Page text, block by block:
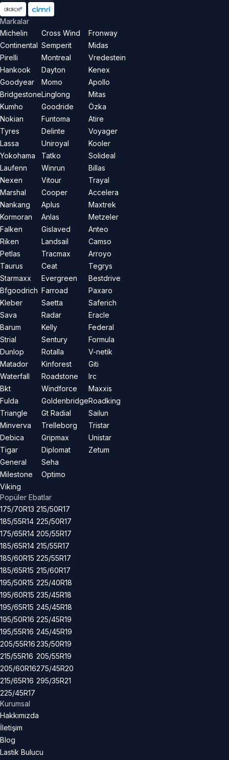
Markalar
Michelin
Continental
Pirelli
Hankook
Goodyear
Bridgestone
Kumho
Nokian
Tyres
Lassa
Yokohama
Laufenn
Nexen
Marshal
Nankang
Kormoran
Falken
Riken
Petlas
Taurus
Starmaxx
Bfgoodrich
Kleber
Sava
Barum
Strial
Dunlop
Matador
Waterfall
Bkt
Fulda
Triangle
Minverva
Debica
Tigar
General
Milestone
Viking
Cross Wind
Semperit
Montreal
Dayton
Momo
Linglong
Goodride
Funtoma
Delinte
Uniroyal
Tatko
Winrun
Vitour
Cooper
Aplus
Anlas
Gislaved
Landsail
Tracmax
Ceat
Evergreen
Farroad
Saetta
Radar
Kelly
Sentury
Rotalla
Kinforest
Roadstone
Windforce
Goldenbridge
Gt Radial
Trelleborg
Gripmax
Diplomat
Seha
Optimo
Fronway
Midas
Vredestein
Kenex
Apollo
Mitas
Özka
Atire
Voyager
Kooler
Solideal
Billas
Trayal
Accelera
Maxtrek
Metzeler
Anteo
Camso
Arroyo
Tegrys
Bestdrive
Paxaro
Saferich
Eracle
Federal
Formula
V-netik
Giti
Irc
Maxxis
Roadking
Sailun
Tristar
Unistar
Zetum
Popüler Ebatlar
175/70R13
185/55R14
175/65R14
185/65R14
185/60R15
185/65R15
195/50R15
195/60R15
195/65R15
195/50R16
195/55R16
205/55R16
215/55R16
205/60R16
215/65R16
225/45R17
215/50R17
225/50R17
205/55R17
215/55R17
225/55R17
215/60R17
225/40R18
235/45R18
245/45R18
225/45R19
245/45R19
235/50R19
205/55R19
275/45R20
295/35R21
Kurumsal
Hakkımızda
İletişim
Blog
Lastik Bulucu